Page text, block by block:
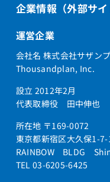
企業情報（外部サイ
運営企業
会社名 株式会社サザン
Thousandplan, Inc.
設立 2012年2月
代表取締役 田中伸也
所在地 〒169-0072
東京都新宿区大久保1-7-
RAINBOW BLDG
TEL 03-6205-6425